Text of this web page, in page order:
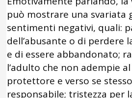
può mostrare una svariata
sentimenti negativi, quali:
dell’abusante o di perdere
e di essere abbandonato;
l’adulto che non adempie
protettore e verso se
responsabile; tristezza per